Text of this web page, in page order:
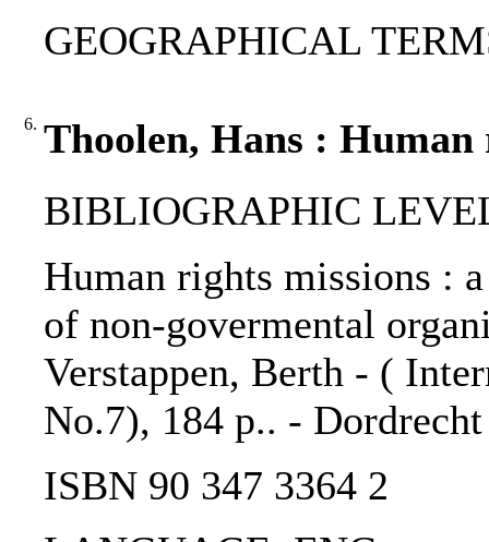
GEOGRAPHICAL
6. Thoolen, Hans : Human
BIBLIOGRAPHIC
Human rights missions :
of non-govermental
Verstappen, Berth - (
No.7), 184 p.. -
ISBN 90 347 3364 2